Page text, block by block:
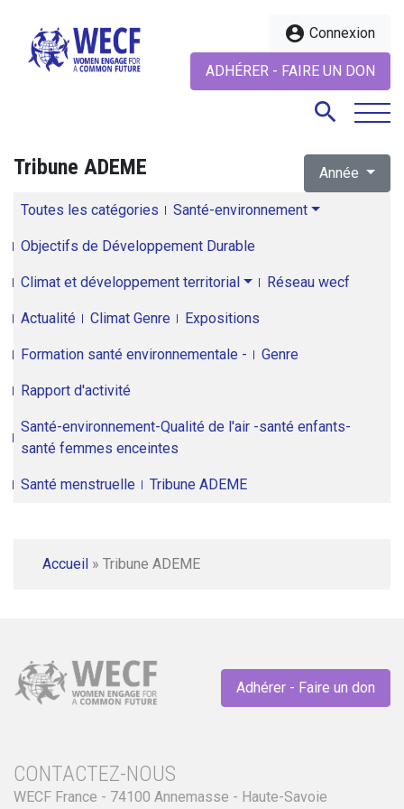
account_circle Connexion
ADHÉRER - FAIRE UN DON
search
Tribune ADEME Année
Toutes les catégories Santé-environnement
Objectifs de Développement Durable
Climat et développement territorial Réseau wecf
Actualité Climat Genre Expositions
Formation santé environnementale - Genre
Rapport d'activité
Santé-environnement-Qualité de l'air -santé enfants-
santé femmes enceintes
Santé menstruelle Tribune ADEME
Accueil » Tribune ADEME
Adhérer - Faire un don
CONTACTEZ-NOUS
WECF France - 74100 Annemasse - Haute-Savoie